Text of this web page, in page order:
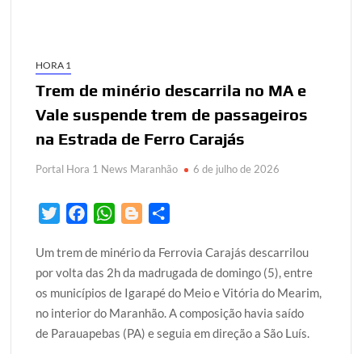
HORA 1
Trem de minério descarrila no MA e
Vale suspende trem de passageiros
na Estrada de Ferro Carajás
Portal Hora 1 News Maranhão 6 de julho de 2026
i
t
t
e
r
c
e
b
o
o
W
a
t
s
A
p
o
g
g
e
r
a
r
e
Um trem de minério da Ferrovia Carajás descarrilou
por volta das 2h da madrugada de domingo (5), entre
os municípios de Igarapé do Meio e Vitória do Mearim,
no interior do Maranhão. A composição havia saído
de Parauapebas (PA) e seguia em direção a São Luís.